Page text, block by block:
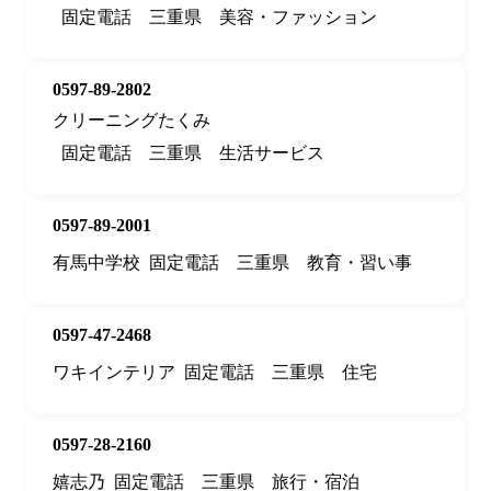
固定電話 三重県 美容・ファッション
0597-89-2802
クリーニングたくみ
固定電話
三重県 生活サービス
0597-89-2001
有馬中学校
固定電話 三重県 教育・習い事
0597-47-2468
ワキインテリア
固定電話 三重県 住宅
0597-28-2160
嬉志乃
固定電話 三重県 旅行・宿泊